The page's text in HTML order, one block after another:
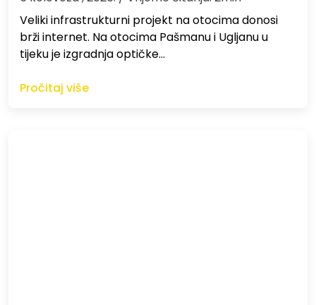
Veliki infrastrukturni projekt na otocima donosi
brži internet. Na otocima Pašmanu i Ugljanu u
tijeku je izgradnja optičke…
Pročitaj više